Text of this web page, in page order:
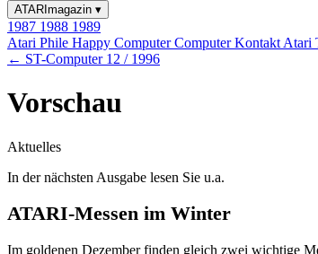
ATARImagazin ▾
1987 1988 1989
Atari Phile Happy ComputerComputer Kontakt Atari
← ST-Computer 12 / 1996
Vorschau
Aktuelles
In der nächsten Ausgabe lesen Sie u.a.
ATARI-Messen im Winter
Im goldenen Dezember finden gleich zwei wichtige